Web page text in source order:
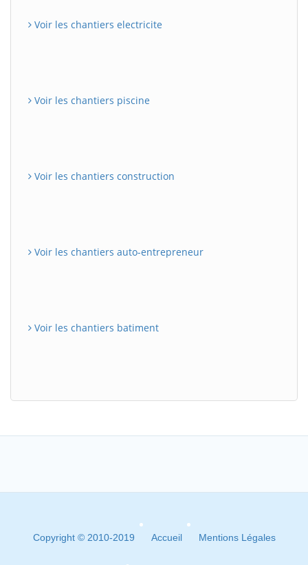
Voir les chantiers electricite
Voir les chantiers piscine
Voir les chantiers construction
Voir les chantiers auto-entrepreneur
Voir les chantiers batiment
Copyright © 2010-2019 Accueil Mentions Légales